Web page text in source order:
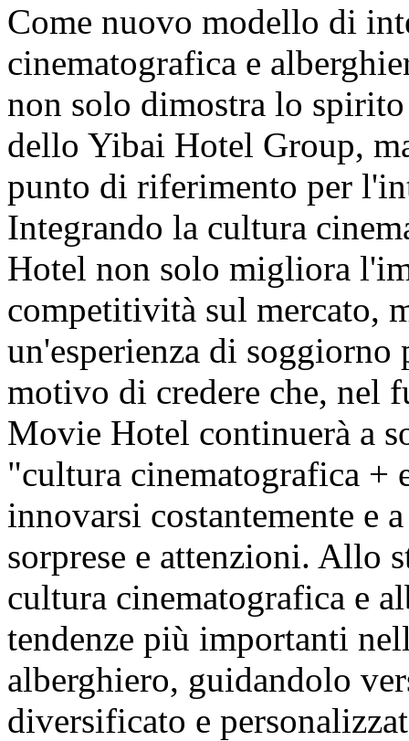
Come nuovo modello di
cinematografica e
non solo dimostra lo
dello Yibai Hotel Group,
punto di riferimento per
Integrando la cultura
Hotel non solo migliora
competitività sul mercato,
un'esperienza di
motivo di credere che, nel
Movie Hotel continuerà a
"cultura cinematografica +
innovarsi costantemente e
sorprese e attenzioni. Allo
cultura cinematografica e
tendenze più importanti
alberghiero, guidandolo
diversificato e